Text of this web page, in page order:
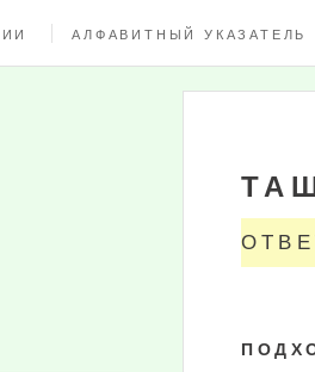
АЛФАВИТНЫЙ УКАЗАТЕЛЬ